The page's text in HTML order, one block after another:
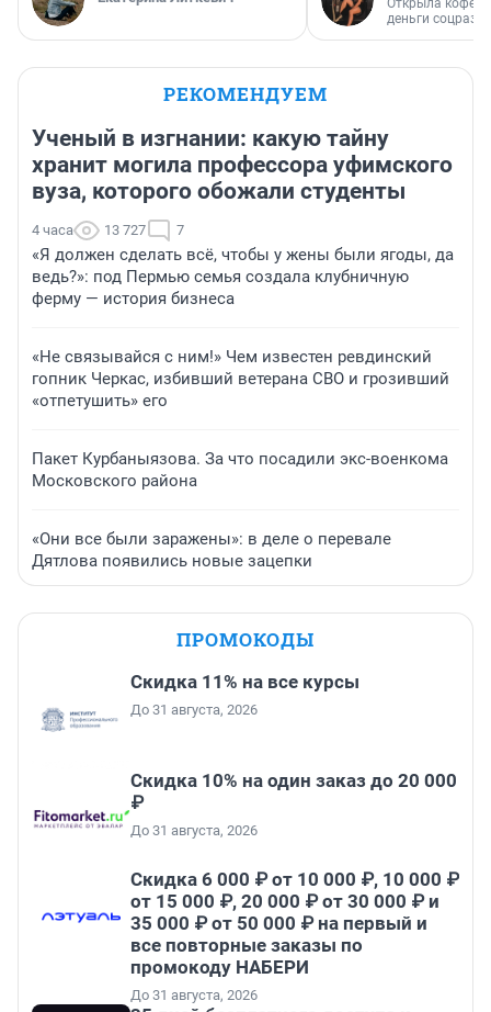
деньги
РЕКОМЕНДУЕМ
Ученый в изгнании: какую тайну
хранит могила профессора уфимского
вуза, которого обожали студенты
4 часа 13 727 7
«Я должен сделать всё, чтобы у жены были ягоды, да
ведь?»: под Пермью семья создала клубничную
ферму — история бизнеса
«Не связывайся с ним!» Чем известен ревдинский
гопник Черкас, избивший ветерана СВО и грозивший
«отпетушить» его
Пакет Курбаныязова. За что посадили экс-военкома
Московского района
«Они все были заражены»: в деле о перевале
Дятлова появились новые зацепки
ПРОМОКОДЫ
Скидка 11% на все курсы
До 31 августа, 2026
Скидка 10% на один заказ до 20 000
₽
До 31 августа, 2026
Скидка 6 000 ₽ от 10 000 ₽, 10 000 ₽
от 15 000 ₽, 20 000 ₽ от 30 000 ₽ и
35 000 ₽ от 50 000 ₽ на первый и
все повторные заказы по
промокоду НАБЕРИ
До 31 августа, 2026